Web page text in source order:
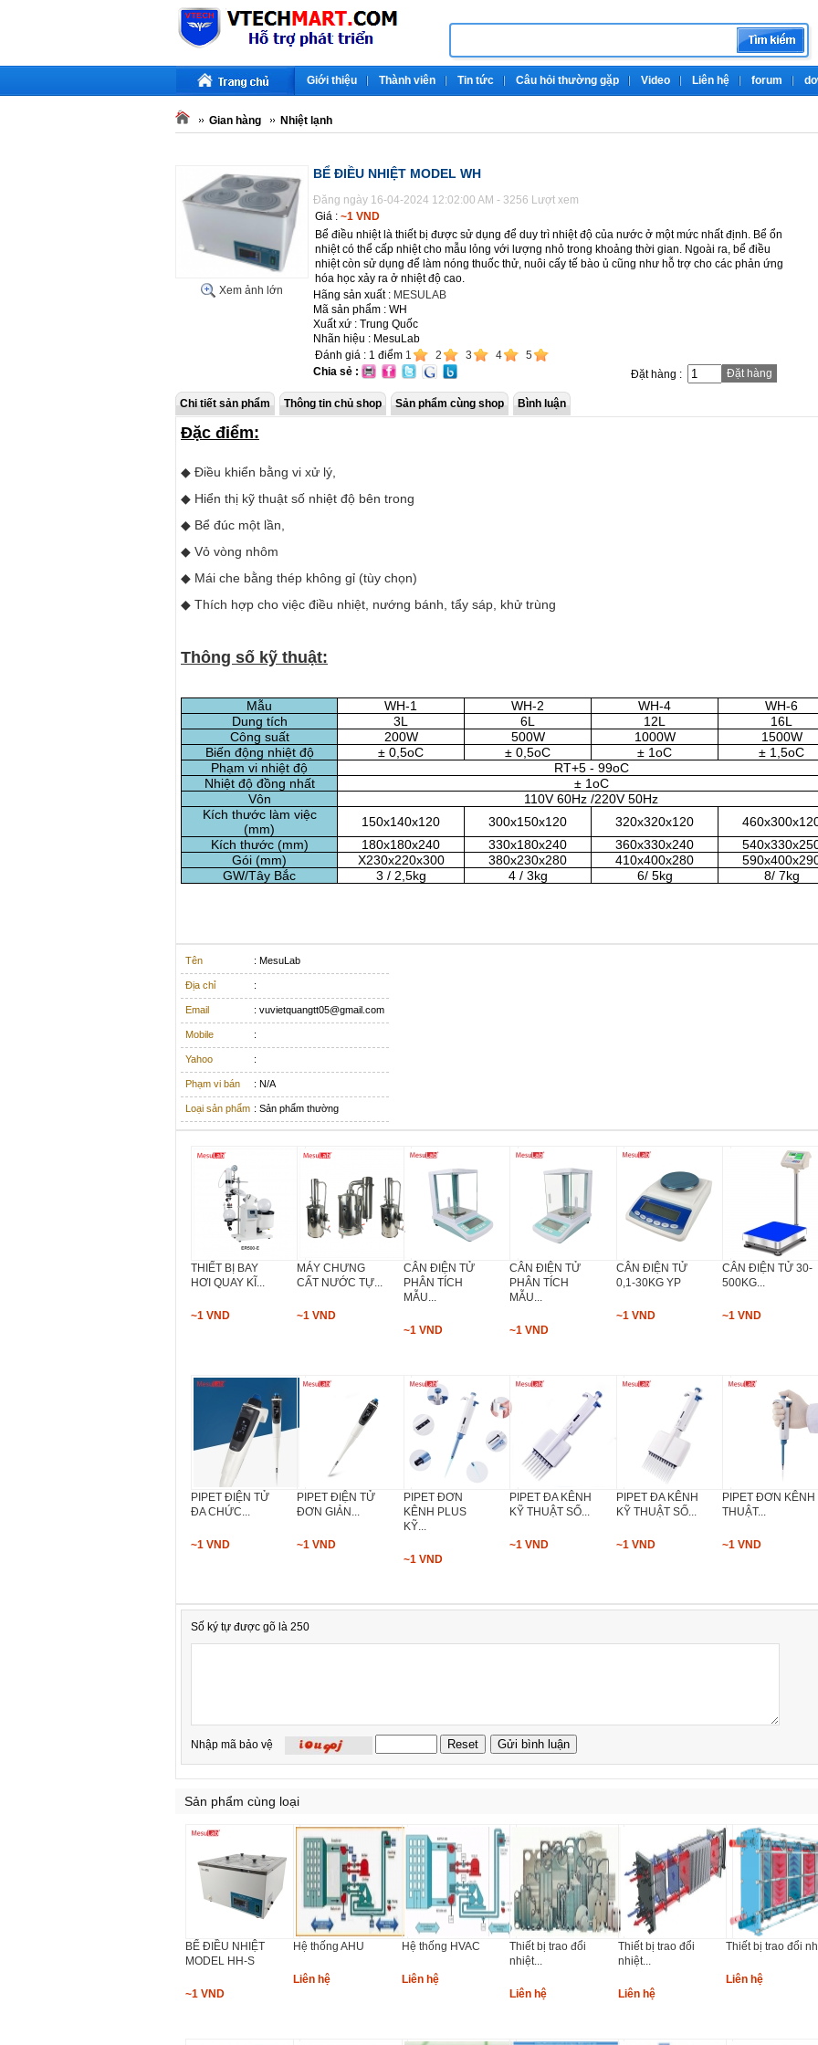
Giới thiệu Thành viên Tin tức Câu hỏi thường gặp Video Liên hệ forum
Gian hàng Nhiệt lạnh
Xem ảnh lớn
BỂ ĐIỀU NHIỆT MODEL WH
Đăng ngày 16-04-2024 12:02:00 AM - 3256 Lượt xem
Giá : ~1 VND
Bể điều nhiệt là thiết bị được sử dụng để duy trì nhiệt độ của nước ở một mức nhất định. Bể ổn
nhiệt có thể cấp nhiệt cho mẫu lỏng với lượng nhỏ trong khoảng thời gian. Ngoài ra, bể điều
nhiệt còn sử dụng để làm nóng thuốc thử, nuôi cấy tế bào ủ cũng như hỗ trợ cho các phản ứng
hóa học xảy ra ở nhiệt độ cao.
Hãng sản xuất : MESULAB
Mã sản phẩm : WH
Xuất xứ : Trung Quốc
Nhãn hiệu : MesuLab
Đánh giá : 1 điểm 1 2 3 4
5
Chia sẻ :
Đặt hàng : Đặt hàng
Chi tiết sản phẩm Thông tin chủ shop Sản phẩm cùng shop Bình luận
Đặc điểm:
◆ Điều khiển bằng vi xử lý,
◆ Hiển thị kỹ thuật số nhiệt độ bên trong
◆ Bể đúc một lần,
◆ Vỏ vòng nhôm
◆ Mái che bằng thép không gỉ (tùy chọn)
◆ Thích hợp cho việc điều nhiệt, nướng bánh, tẩy sáp, khử trùng
Thông số kỹ thuật:
Mẫu WH-1 WH-2 WH-4
WH-6
Dung tích
3L 6L 12L
16L
Công suất
200W 500W 1000W
1500W
Biến động nhiệt độ
± 0,5oC ± 0,5oC ± 1oC ± 1,5oC
Phạm vi nhiệt độ
RT+5 - 99oC
Nhiệt độ đồng nhất
± 1oC
Vôn
110V 60Hz /220V 50Hz
Kích thước làm việc
(mm)
150x140x120 300x150x120 320x320x120
Kích thước (mm)
180x180x240 330x180x240 360x330x240
Gói (mm) X230x220x300 380x230x280 410x400x280
GW/Tây Bắc
3 / 2,5kg 4 / 3kg 6/ 5kg 8/ 7kg
Tên : MesuLab
Địa chỉ :
Email : vuvietquangtt05@gmail.com
Mobile :
Yahoo :
Phạm vi bán : N/A
Loại sản phẩm : Sản phẩm thường
THIẾT BỊ BAY
HƠI QUAY KĨ...
~1 VND
MÁY CHƯNG
CẤT NƯỚC TỰ...
~1 VND
CÂN ĐIỆN TỬ
PHÂN TÍCH
MẪU...
~1 VND
CÂN ĐIỆN TỬ
PHÂN TÍCH
MẪU...
~1 VND
CÂN ĐIỆN TỬ
0,1-30KG YP
~1 VND
CÂN ĐIỆN TỬ 30-
500KG...
~1 VND
PIPET ĐIỆN TỬ
ĐA CHỨC...
~1 VND
PIPET ĐIỆN TỬ
ĐƠN GIẢN...
~1 VND
PIPET ĐƠN
KÊNH PLUS
KỸ...
~1 VND
PIPET ĐA KÊNH
KỸ THUẬT SỐ...
~1 VND
PIPET ĐA KÊNH
KỸ THUẬT SỐ...
~1 VND
PIPET ĐƠN KÊNH
THUẬT...
~1 VND
Số ký tự được gõ là 250
Nhập mã bảo vệ
Sản phẩm cùng loại
BỂ ĐIỀU NHIỆT
MODEL HH-S
~1 VND
Hệ thống AHU
Liên hệ
Hệ thống HVAC
Liên hệ
Thiết bị trao đổi
nhiệt...
Liên hệ
Thiết bị trao đổi
nhiệt...
Liên hệ
Thiết bị trao đổi
Liên hệ